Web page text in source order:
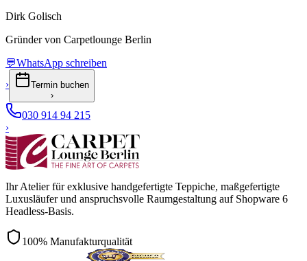
Dirk Golisch
Gründer von Carpetlounge Berlin
💬WhatsApp schreiben
›
Termin buchen
›
030 914 94 215
›
Ihr Atelier für exklusive handgefertigte Teppiche, maßgefertigte
Luxusläufer und anspruchsvolle Raumgestaltung auf Shopware 6
Headless-Basis.
100% Manufakturqualität